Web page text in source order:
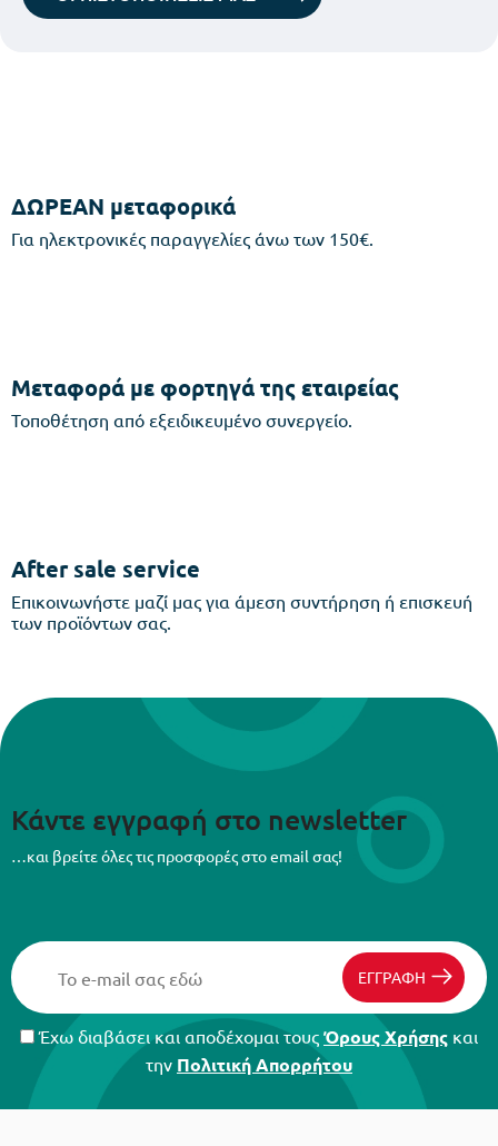
ΔΩΡΕΑΝ μεταφορικά
Για ηλεκτρονικές παραγγελίες άνω των 150€.
Μεταφορά με φορτηγά της εταιρείας
Τοποθέτηση από εξειδικευμένο συνεργείο.
After sale service
Επικοινωνήστε μαζί μας για άμεση συντήρηση ή επισκευή
των προϊόντων σας.
Κάντε εγγραφή στο newsletter
…και βρείτε όλες τις προσφορές στο email σας!
ΕΓΓΡΑΦΗ
Έχω διαβάσει και αποδέχομαι τους Όρους Χρήσης και
την Πολιτική Απορρήτου